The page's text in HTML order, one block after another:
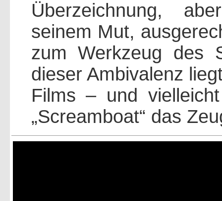
Überzeichnung,
seinem Mut,
zum Werkzeug des
dieser Ambivalenz
Films – und
„Screamboat“ das